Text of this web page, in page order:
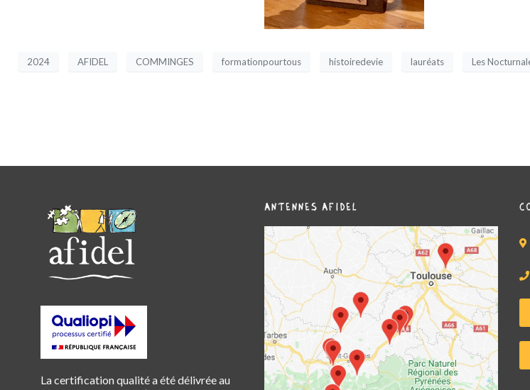
2024 AFIDEL COMMINGES formationpourtous histoiredevie lauréats Les
La certification qualité a été délivrée au
ANTENNES AFIDEL